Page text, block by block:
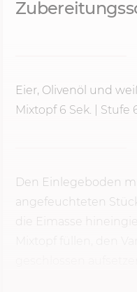
Eier, Olivenöl und
Mixtopf 6 Sek. Stufe
Den Einlegeboden
angefeuchteten
die Eimasse